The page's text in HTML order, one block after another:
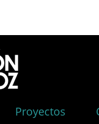
Proyectos